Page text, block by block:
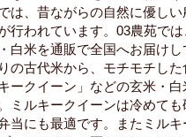
は、昔ながらの自然に優し
行われています。03農苑で
白米を通販で全国へお届け
の古代米から、モチモチし
ークイーン」などの玄米・白
ミルキークイーンは冷めて
当にも最適です。またミル